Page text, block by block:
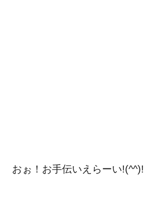
おぉ！お手伝いえらーい!(^^)!